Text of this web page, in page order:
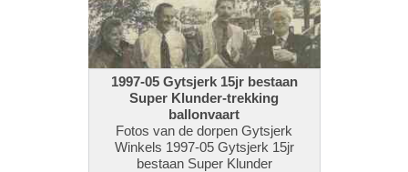
1997-05 Gytsjerk 15jr bestaan
Super Klunder-trekking
ballonvaart
Fotos van de dorpen Gytsjerk
Winkels 1997-05 Gytsjerk 15jr
bestaan Super Klunder